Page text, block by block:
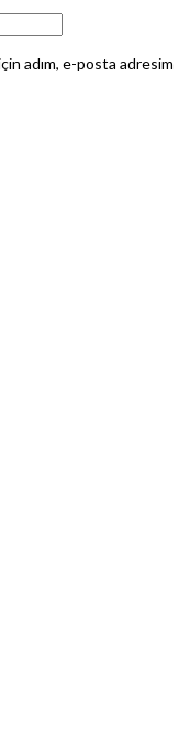
adım, e-posta adresim